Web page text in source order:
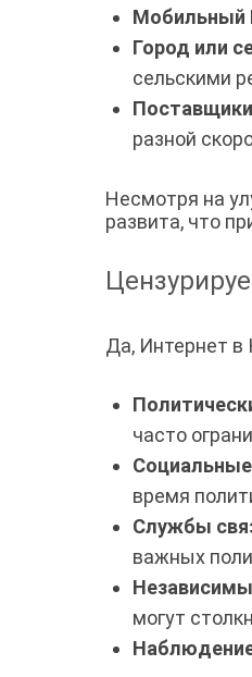
Мобильный
Город или
сельскими
Поставщики
разной
Несмотря на
развита, что
Да, Интернет в
часто
время
Службы
важных
могут